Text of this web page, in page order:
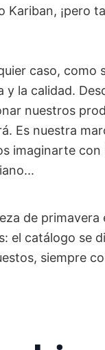
Kariban, ¡pero
caso, como
y la calidad.
nuestros
Es nuestra
imaginarte con
de
el catálogo se
siempre